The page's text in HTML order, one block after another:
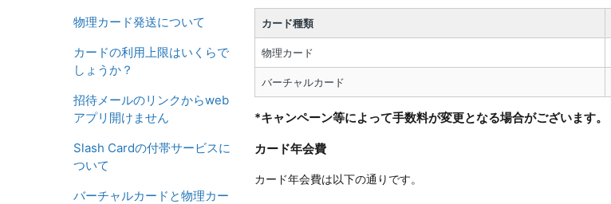
物理カード発送について
カードの利用上限はいくらで
しょうか？
招待メールのリンクからweb
アプリ開けません
Slash Cardの付帯サービスに
ついて
バーチャルカードと物理カー
カード種類
物理カード
バーチャルカード
*キャンペーン等によって手数料が変更となる場合がございます。
カード年会費
カード年会費は以下の通りです。